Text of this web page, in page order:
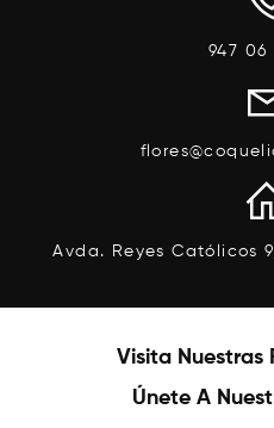
947 06
Avda. Reyes Católicos
Visita Nuestras
Únete A